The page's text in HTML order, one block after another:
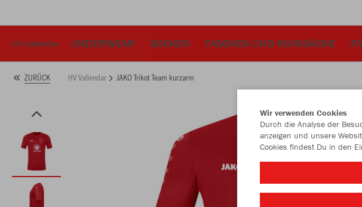
HV Vallendar UNDERWEAR SOCKEN TASCHEN UND RUCKSÄCKE
ZURÜCK HV Vallendar JAKO Trikot Team kurzarm
Wir verwenden Cookies
Durch die Analyse der
anzeigen und unsere
Cookies findest Du in den